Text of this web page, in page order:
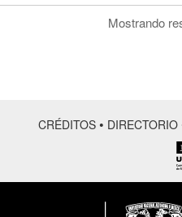
Mostrando
CRÉDITOS • DIRECTORIO